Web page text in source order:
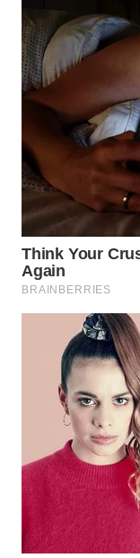
SEMARANG
WN
SOLO
WN
BOROBUDUR
WN
MADURA
WN
SURABAYA
NATUNA
WN
BINTAN
WN
MANDALIKA
WN
LIKUPANG